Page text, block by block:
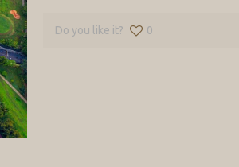
Do you like it? 0